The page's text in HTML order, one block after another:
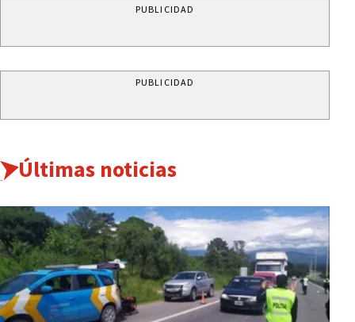
PUBLICIDAD
PUBLICIDAD
Últimas noticias